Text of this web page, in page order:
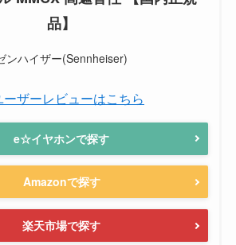
品】
ンハイザー(Sennheiser)
ザーレビューはこちら
e☆イヤホンで探す
Amazonで探す
楽天市場で探す